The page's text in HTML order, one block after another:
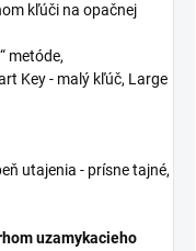
kľúči na opačnej
metóde,
Key - malý kľúč, Large
utajenia - prísne tajné,
uzamykacieho